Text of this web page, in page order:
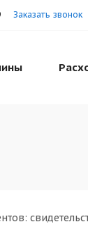
Заказать звонок